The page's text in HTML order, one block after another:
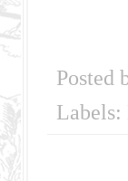
Posted
Labels: